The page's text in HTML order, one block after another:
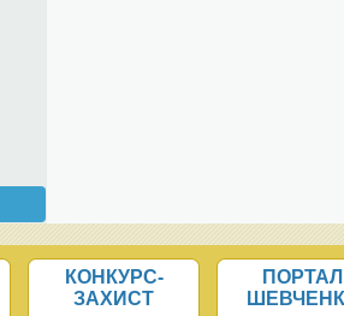
КОНКУРС-
ЗАХИСТ
ПОРТАЛ